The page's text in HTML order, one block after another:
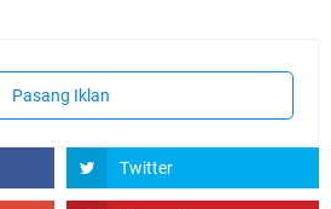
Pasang Iklan